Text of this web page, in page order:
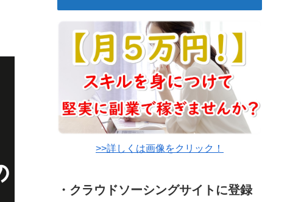
>>詳しくは画像をクリック！
・クラウドソーシングサイトに登録